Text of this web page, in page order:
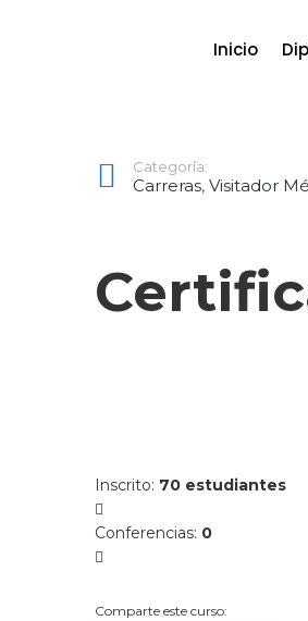
Inicio
Categoría:
Carreras, Visitador
Inscrito: 70 estudiantes
Conferencias: 0
Comparte este curso: